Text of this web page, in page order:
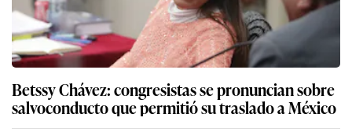
Betssy Chávez: congresistas se pronuncian sobre
salvoconducto que permitió su traslado a México